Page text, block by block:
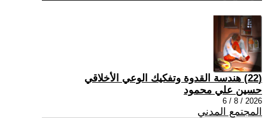
(22) هندسة القدوة وتفكيك الوعي الأخلاقي
حسين علي محمود
2026 / 8 / 6
المجتمع المدني